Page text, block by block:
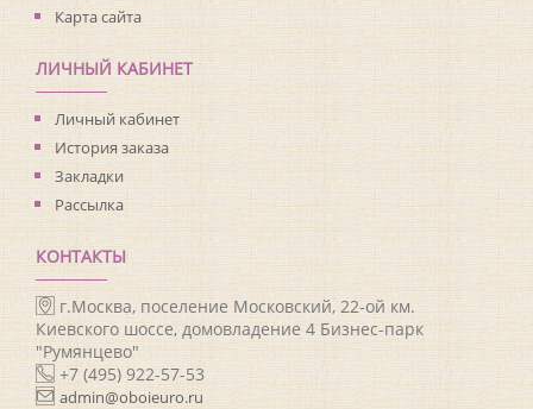
Карта сайта
ЛИЧНЫЙ КАБИНЕТ
Личный кабинет
История заказа
Закладки
Рассылка
КОНТАКТЫ
г.Москва, поселение Московский, 22-ой км.
Киевского шоссе, домовладение 4 Бизнес-парк
"Румянцево"
+7 (495) 922-57-53
admin@oboieuro.ru